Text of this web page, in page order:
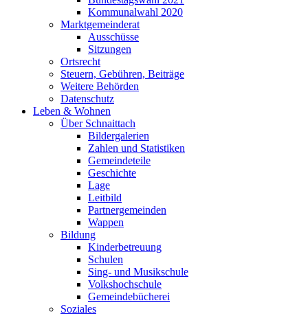
Kommunalwahl 2020
Marktgemeinderat
Ausschüsse
Sitzungen
Ortsrecht
Steuern, Gebühren, Beiträge
Weitere Behörden
Datenschutz
Leben & Wohnen
Über Schnaittach
Bildergalerien
Zahlen und Statistiken
Gemeindeteile
Geschichte
Lage
Leitbild
Partnergemeinden
Wappen
Bildung
Kinderbetreuung
Schulen
Sing- und Musikschule
Volkshochschule
Gemeindebücherei
Soziales